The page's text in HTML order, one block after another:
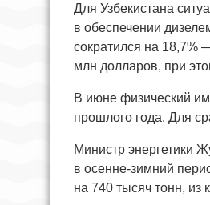
Для Узбекистана
в обеспечении
сократился на 18,7%
млн долларов, при
В июне физический
прошлого года. Для
Министр энергетики
в осенне-зимний
на 740 тысяч тонн, из